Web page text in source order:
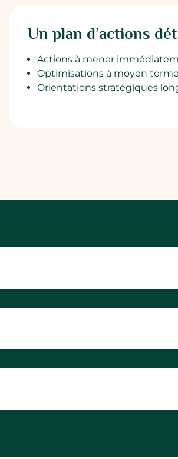
Un plan d’actions
Actions à mener
Optimisations à moyen terme
Orientations stratégiques